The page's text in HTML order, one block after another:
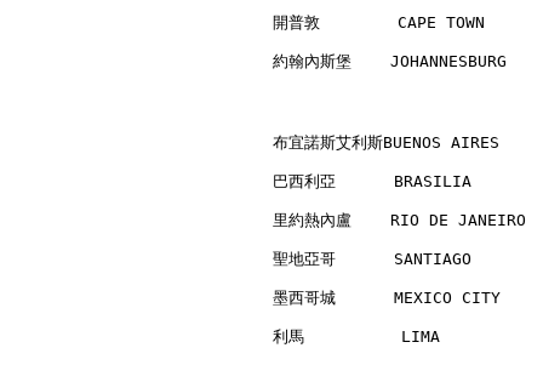
開普敦        CAPE TOWN
約翰內斯堡
布宜諾斯艾利斯BUENOS
巴西利亞      BRASILIA
里約熱內盧    RIO DE
聖地亞哥
墨西哥城      MEXICO CITY
利馬          LIMA